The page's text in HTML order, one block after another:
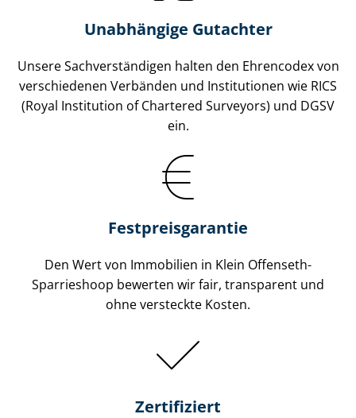
Unabhängige Gutachter
Unsere Sach­ver­stän­di­gen halten den Ehrencodex von
verschiedenen Verbänden und Institutionen wie RICS
(Royal Institution of Chartered Surveyors) und DGSV
ein.
Festpreis​garantie
Den Wert von Immobilien in Klein Offenseth-
Sparrieshoop bewerten wir fair, transparent und
ohne versteckte Kosten.
Zertifiziert